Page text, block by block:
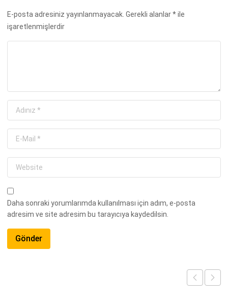
E-posta adresiniz yayınlanmayacak. Gerekli alanlar*ile
işaretlenmişlerdir
Daha sonraki yorumlarımda kullanılması için adım, e-posta
adresim ve site adresim bu tarayıcıya kaydedilsin.